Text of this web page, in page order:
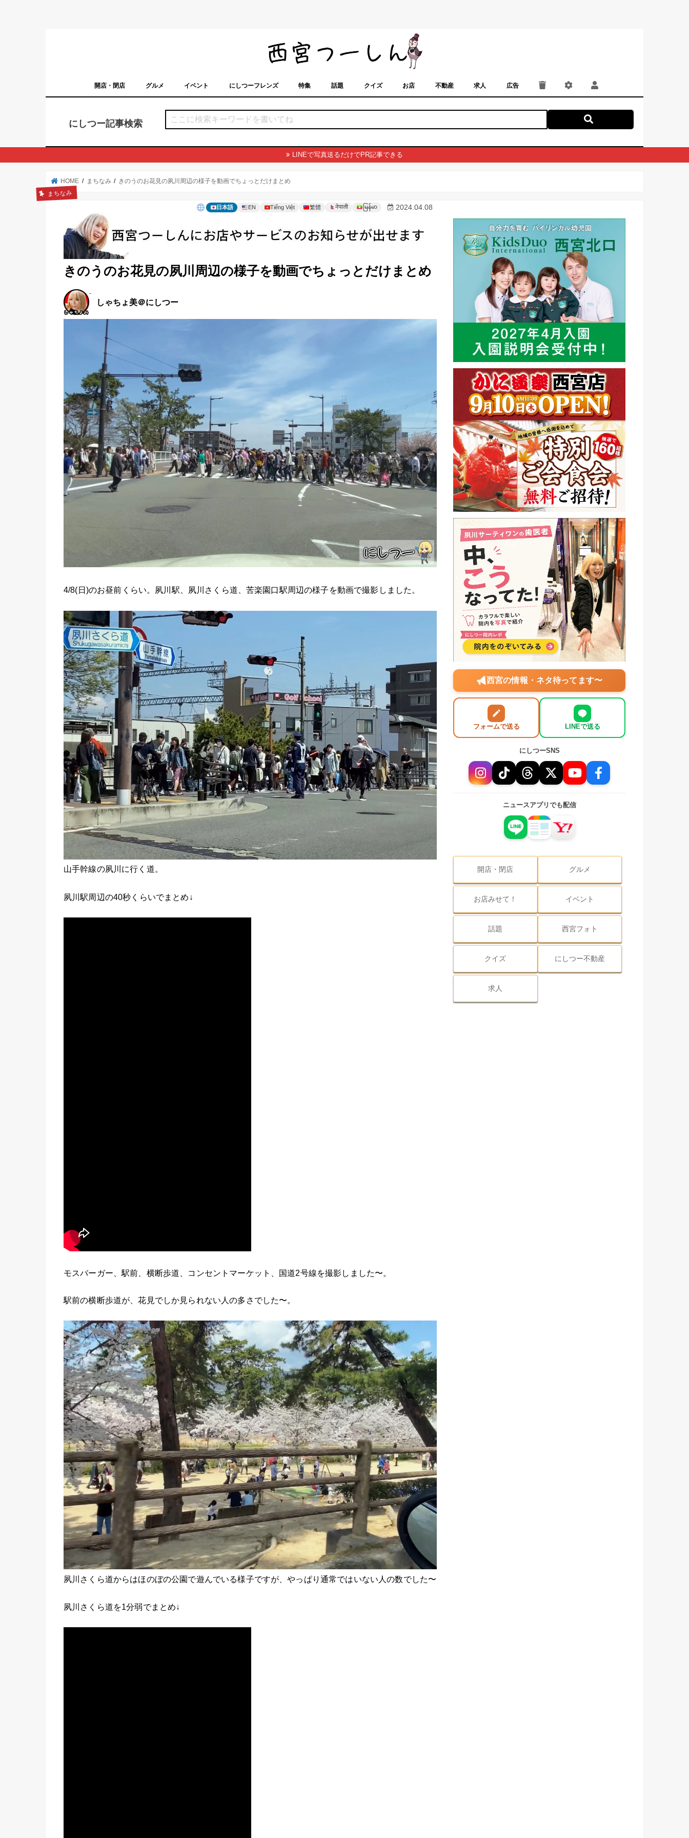
開店・閉店 グルメ イベント にしつーフレンズ 特集 話題 クイズ お店 不動産 求人 広告
にしつー記事検索
LINEで写真送るだけでPR記事できる
HOME まちなみ きのうのお花見の夙川周辺の様子を動画でちょっとだけまとめ
まちなみ
日本語 EN Tiếng Việt 繁體 नेपाली မြန်မာ 2024.04.08
きのうのお花見の夙川周辺の様子を動画でちょっとだけまとめ
しゃちょ美＠にしつー
4/8(日)のお昼前くらい。夙川駅、夙川さくら道、苦楽園口駅周辺の様子を動画で撮影しました。
山手幹線の夙川に行く道。
夙川駅周辺の40秒くらいでまとめ↓
モスバーガー、駅前、横断歩道、コンセントマーケット、国道2号線を撮影しました〜。
駅前の横断歩道が、花見でしか見られない人の多さでした〜。
夙川さくら道からはほのぼの公園で遊んでいる様子ですが、やっぱり通常ではいない人の数でした〜
夙川さくら道を1分弱でまとめ↓
西宮の情報・ネタ待ってます〜
フォームで送る LINEで送る
にしつーSNS
ニュースアプリでも配信
開店・閉店 グルメ
お店みせて！ イベント
話題 西宮フォト
クイズ にしつー不動産
求人